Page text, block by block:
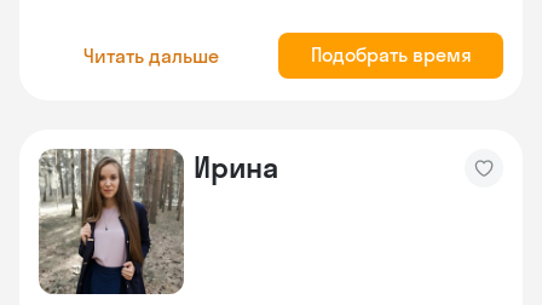
Читать дальше Подобрать время
Ирина